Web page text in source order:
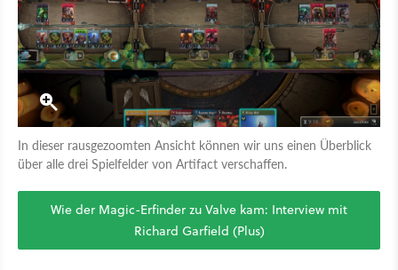
In dieser rausgezoomten Ansicht können wir uns einen Überblick
über alle drei Spielfelder von Artifact verschaffen.
Wie der Magic-Erfinder zu Valve kam: Interview mit
Richard Garfield (Plus)